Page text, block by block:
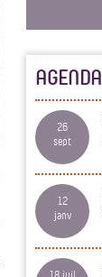
AGENDA
26
sept
12
janv